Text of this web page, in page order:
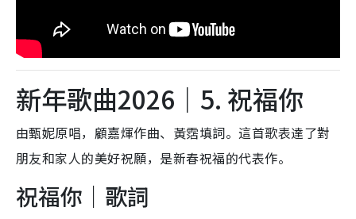
新年歌曲2026｜5. 祝福你
由甄妮原唱，顧嘉煇作曲、黃霑填詞。這首歌表達了對
朋友和家人的美好祝願，是新春祝福的代表作。
祝福你｜歌詞